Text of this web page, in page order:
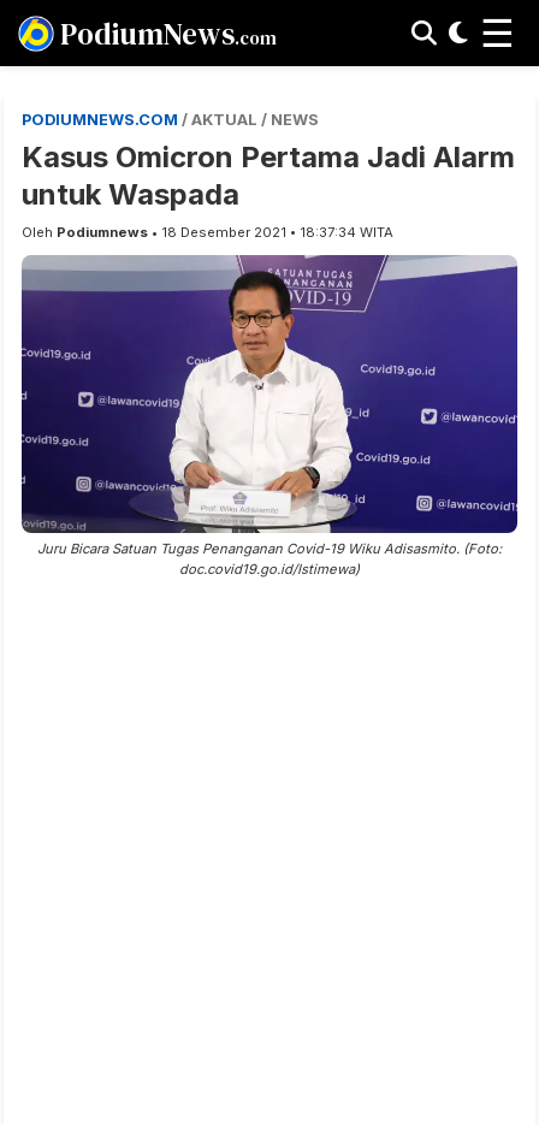
PodiumNews.com ☰
PODIUMNEWS.COM / AKTUAL / NEWS
Kasus Omicron Pertama Jadi Alarm
untuk Waspada
Oleh Podiumnews • 18 Desember 2021 • 18:37:34 WITA
Juru Bicara Satuan Tugas Penanganan Covid-19 Wiku Adisasmito. (Foto:
doc.covid19.go.id/Istimewa)